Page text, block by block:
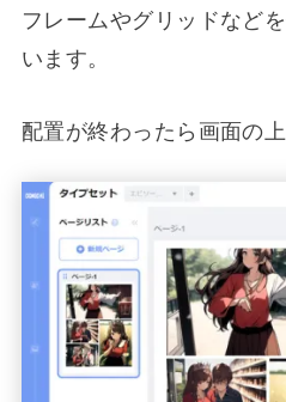
フレームやグリッドなど
います。
配置が終わったら画面の